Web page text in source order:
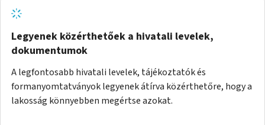
Legyenek közérthetőek a hivatali levelek,
dokumentumok
A legfontosabb hivatali levelek, tájékoztatók és
formanyomtatványok legyenek átírva közérthetőre, hogy a
lakosság könnyebben megértse azokat.